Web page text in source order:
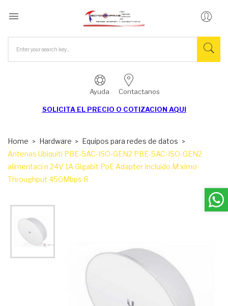

Ayuda Contactanos
SOLICITA EL PRECIO O COTIZACION AQUI
Home Hardware
Equipos para redes de datos
Antenas Ubiquiti PBE-5AC-ISO-GEN2 PBE-5AC-ISO-GEN2
alimentaci n 24V 1A Gigabit PoE Adapter Incluido M ximo
Throughput 450Mbps R